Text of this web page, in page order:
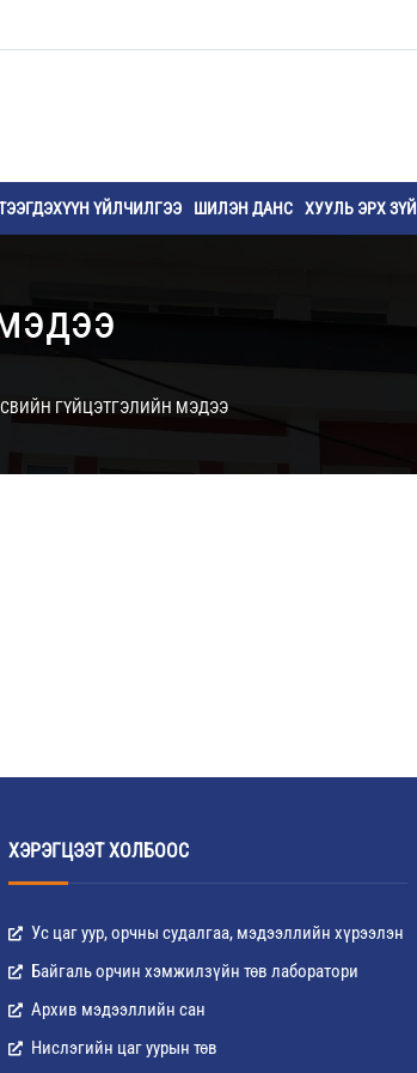
ҮЙЛЧИЛГЭЭ ШИЛЭН ДАНС ХУУЛЬ ЭРХ ЗҮЙ
ГҮЙЦЭТГЭЛИЙН МЭДЭЭ
ХЭРЭГЦЭЭТ ХОЛБООС
Ус цаг уур, орчны судалгаа, мэдээллийн хүрээлэн
Байгаль орчин хэмжилзүйн төв лаборатори
Архив мэдээллийн сан
Нислэгийн цаг уурын төв